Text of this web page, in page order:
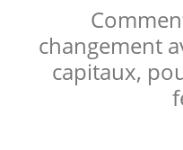
changement
capitaux,